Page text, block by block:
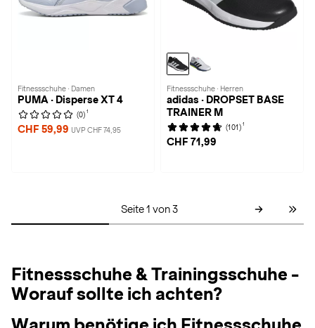
Fitnessschuhe · Damen
PUMA · Disperse XT 4
(0) 1
CHF 59,99 UVP CHF 74,95
Fitnessschuhe · Herren
adidas · DROPSET BASE
TRAINER M
(101) 1
CHF 71,99
Seite 1 von 3
Fitnessschuhe & Trainingsschuhe -
Worauf sollte ich achten?